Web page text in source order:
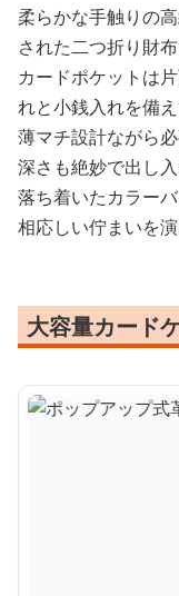
柔らかな手触りの
された二つ折り財布
カードポケットは
れと小銭入れを備え
薄マチ設計ながら
深さも絶妙で出し
落ち着いたカラー
相応しい佇まいを演
大容量カード